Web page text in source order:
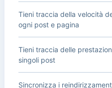
Tieni traccia della velocità
ogni post e pagina
Tieni traccia delle
singoli post
Sincronizza i